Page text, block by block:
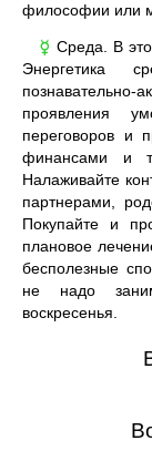
философии или
☿ Среда. В
Энергетика
проявления
переговоров и
финансами и
Налаживайте
партнерами,
Покупайте и
плановое
бесполезные
не надо
воскресенья.